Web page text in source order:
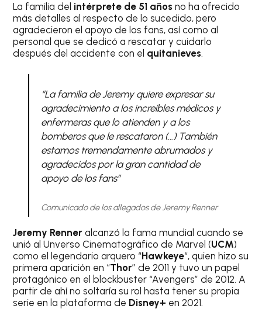
La familia del intérprete de 51 años no ha ofrecido
más detalles al respecto de lo sucedido, pero
agradecieron el apoyo de los fans, así como al
personal que se dedicó a rescatar y cuidarlo
después del accidente con el quitanieves.
“La familia de Jeremy quiere expresar su
agradecimiento a los increíbles médicos y
enfermeras que lo atienden y a los
bomberos que le rescataron (…) También
estamos tremendamente abrumados y
agradecidos por la gran cantidad de
apoyo de los fans”
Comunicado de los allegados de Jeremy Renner
Jeremy Renner alcanzó la fama mundial cuando se
unió al Unverso Cinematográfico de Marvel (UCM)
como el legendario arquero “Hawkeye“, quien hizo su
primera aparición en “Thor” de 2011 y tuvo un papel
protagónico en el blockbuster “Avengers” de 2012. A
partir de ahí no soltaría su rol hasta tener su propia
serie en la plataforma de Disney+ en 2021.